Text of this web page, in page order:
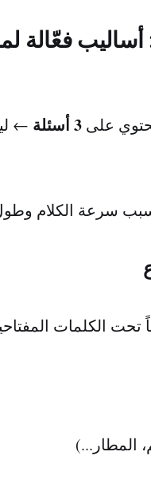
3 - المحادثات: أساليب
على 3 أسئلة ←
سرعة الكلام
الكلمات
المطار...)